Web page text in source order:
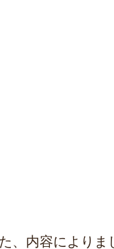
、内容によりま